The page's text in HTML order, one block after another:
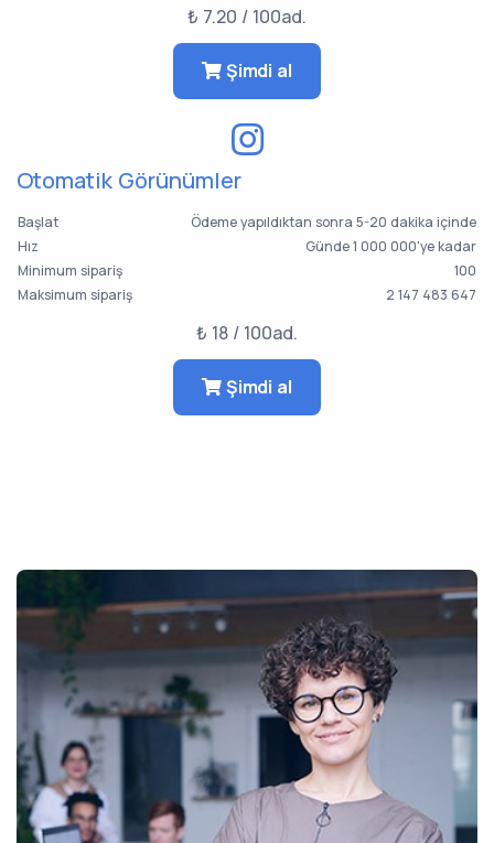
₺ 7.20 / 100ad.
Şimdi al
Otomatik Görünümler
Başlat
Ödeme yapıldıktan sonra 5-20 dakika içinde
Hız
Günde 1 000 000'ye kadar
Minimum sipariş
100
Maksimum sipariş
2 147 483 647
₺ 18 / 100ad.
Şimdi al